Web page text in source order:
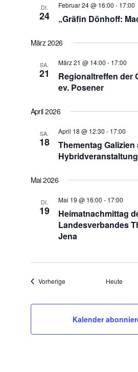
DI.
24
Februar 24 @ 16:00 - 17:00
„Gräfin Dönhoff:
März 2026
SA.
21
März 21 @ 14:00 - 17:00
Regionaltreffen der
ev. Posener
April 2026
SA.
18
April 18 @ 12:30 - 17:00
Thementag Galizien
Hybridveranstaltung
Mai 2026
DI.
19
Mai 19 @ 16:00 - 17:00
Heimatnachmittag
Landesverbandes
Jena
VorherigeVeranstaltungenHeute
Kalender